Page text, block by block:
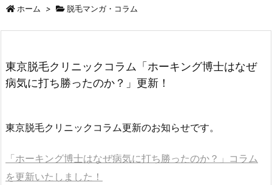
ホーム > 脱毛マンガ・コラム
東京脱毛クリニックコラム「ホーキング博士はなぜ
病気に打ち勝ったのか？」更新！
東京脱毛クリニックコラム更新のお知らせです。
「ホーキング博士はなぜ病気に打ち勝ったのか？」コラム
を更新いたしました！